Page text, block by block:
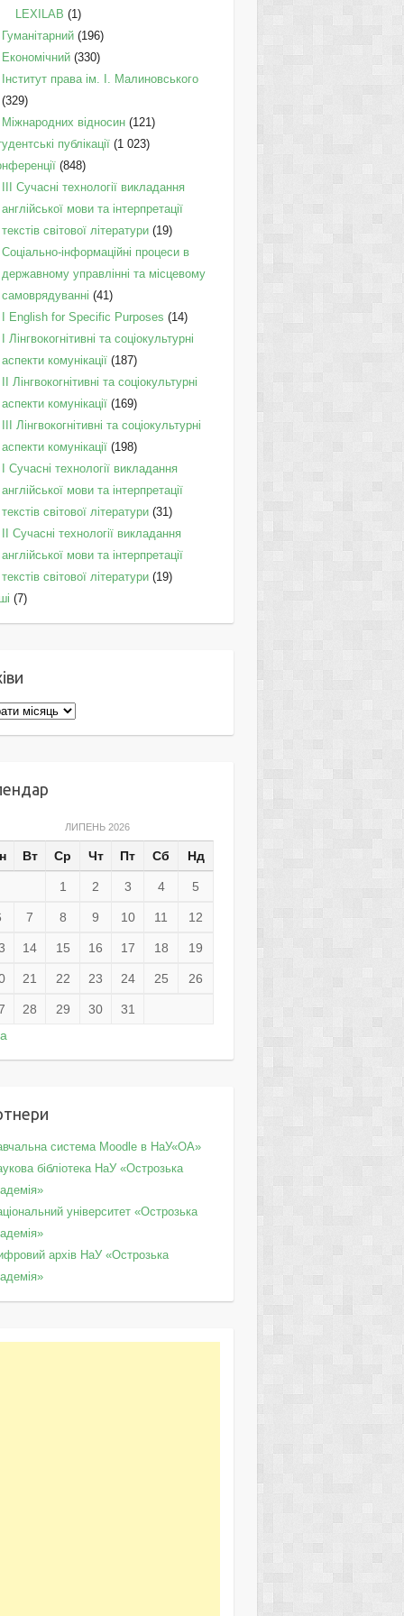
LEXILAB (1)
Гуманітарний(196)
Економічний(330)
Інститут права ім. І. Малиновського
(329)
Міжнародних відносин(121)
публікації(1 023)
(848)
III Сучасні технології викладання
англійської мови та інтерпретації
текстів світової літератури(19)
Соціально-інформаційні процеси в
державному управлінні та місцевому
самоврядуванні (41)
І English for Specific Purposes (14)
I Лінгвокогнітивні та соціокультурні
аспекти комунікації(187)
IІ Лінгвокогнітивні та соціокультурні
аспекти комунікації(169)
IІI Лінгвокогнітивні та соціокультурні
аспекти комунікації(198)
I Cучасні технології викладання
англійської мови та інтерпретації
текстів світової літератури(31)
II Cучасні технології викладання
англійської мови та інтерпретації
текстів світової літератури(19)
(7)
ЛИПЕНЬ 2026
Вт Ср Чт Пт Сб Нд
1 2 3 4 5
7 8 9 10 11 12
14 15 16 17 18 19
21 22 23 24 25 26
28 29 30
31
система Moodle в НаУ«ОА»
бібліотека НаУ «Острозька
університет «Острозька
архів НаУ «Острозька